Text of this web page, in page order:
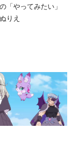
「やってみたい」
りえ